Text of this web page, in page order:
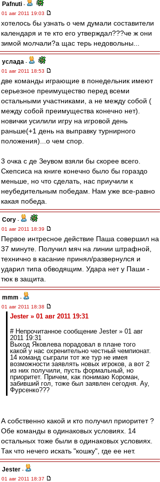
Pafnuti -
01 авг 2011 19:03
хотелось бы узнать о чем думали составители
календаря и те кто его утверждал???че ж они
зимой молчали?а щас терь недовольны...
услада -
01 авг 2011 18:53
две команды играющие в понедельник имеют
серьезное преимущество перед всеми
остальными участниками, а не между собой (
между собой преимущества конечно нет).
новички усилили игру на игровой день
раньше(+1 день на выправку турнирного
положения)...о чем спор.
3 очка с де Зеувом взяли бы скорее всего.
Скепсиса на книге конечно было бы гораздо
меньше, но что сделать, нас приучили к
неубедительным победам. Нам уже все-равно
какая победа.
Cory -
01 авг 2011 18:39
Первое интресное действие Паша совершил на
37 минуте. Получил мяч на линии штрафной,
технично в касание принял/развернулся и
ударил типа обводящим. Удара нет у Паши -
тюк в защита.
mmm -
01 авг 2011 18:38
Jester » 01 авг 2011 19:31
# Непрочитанное сообщение Jester » 01 авг
2011 19:31
Выход Яковлева порадовал в плане того
какой у нас охренительно честный чемпионат.
14 команд сыграли тот же тур не имея
возможности заявлять новых игроков, а вот 2
из них получили, пусть формальный, но
приоритет. Причем, как понимаю Короман,
забивший гол, тоже был заявлен сегодня. Ау,
Фурсенко???
А собственно какой и кто получил приоритет ?
Обе команды в одинаковых условиях. 14
остальных тоже были в одинаковых условиях.
Так что нечего искать "кошку", где ее нет.
Jester -
01 авг 2011 18:37